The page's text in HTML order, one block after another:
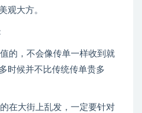
观大方。
的，不会像传单一样收到就
时候并不比传统传单贵多
在大街上乱发，一定要针对